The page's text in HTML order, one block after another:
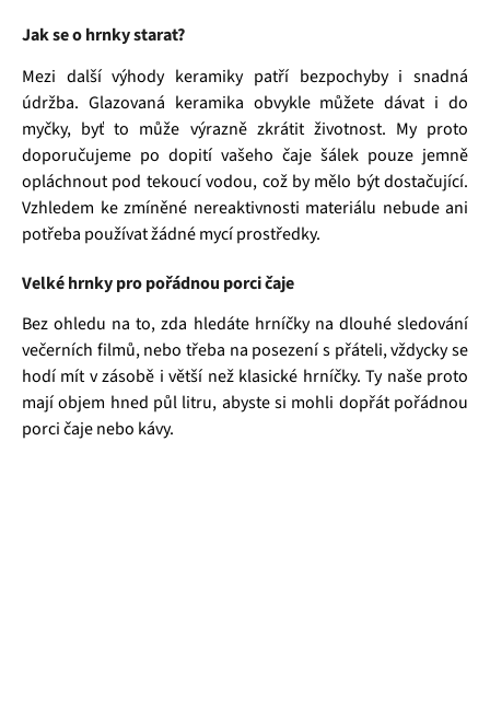
Jak se o hrnky starat?
Mezi další výhody keramiky patří bezpochyby i snadná
údržba. Glazovaná keramika obvykle můžete dávat i do
myčky, byť to může výrazně zkrátit životnost. My proto
doporučujeme po dopití vašeho čaje šálek pouze jemně
opláchnout pod tekoucí vodou, což by mělo být dostačující.
Vzhledem ke zmíněné nereaktivnosti materiálu nebude ani
potřeba používat žádné mycí prostředky.
Velké hrnky pro pořádnou porci čaje
Bez ohledu na to, zda hledáte hrníčky na dlouhé sledování
večerních filmů, nebo třeba na posezení s přáteli, vždycky se
hodí mít v zásobě i větší než klasické hrníčky. Ty naše proto
mají objem hned půl litru, abyste si mohli dopřát pořádnou
porci čaje nebo kávy.